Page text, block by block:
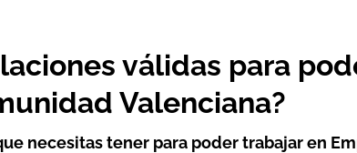
válidas para
Valenciana?
necesitas tener para poder trabajar en